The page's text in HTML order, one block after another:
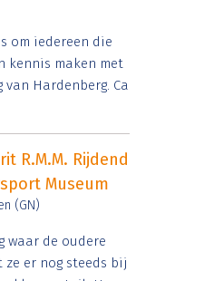
om iedereen die
maken met
van Hardenberg. Ca
R.M.M. Rijdend
Museum
(GN)
waar de oudere
er nog steeds bij